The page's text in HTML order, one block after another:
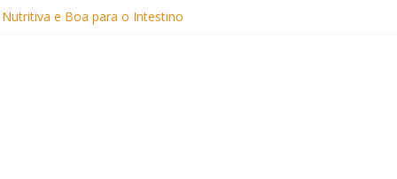
e Boa para o Intestino
(Sem Forno, Fácil e Fofinho)
Receita Prática e Deliciosa